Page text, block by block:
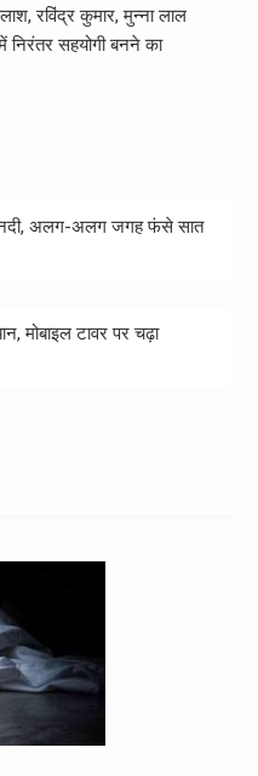
रविंद्र कुमार, मुन्ना लाल
सहयोगी बनने का
अलग-अलग जगह फंसे सात
मोबाइल टावर पर चढ़ा